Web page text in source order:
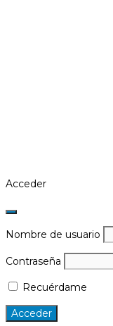
Acceder
Nombre de usuario
Contraseña
Recuérdame